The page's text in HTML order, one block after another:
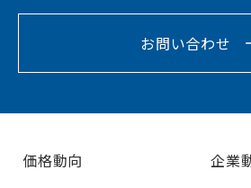
お問い合わせ
価格動向
企業